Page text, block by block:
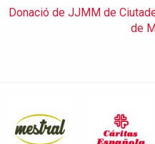
Donació de JJMM de
de